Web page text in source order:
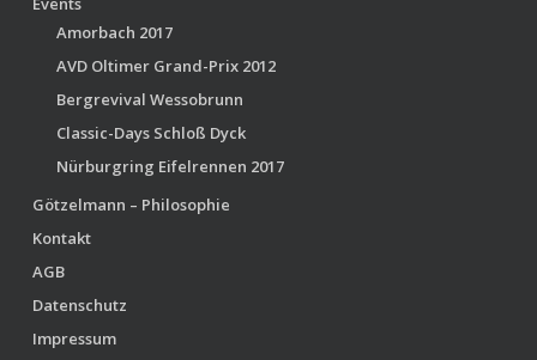
Amorbach 2017
AVD Oltimer Grand-Prix 2012
Bergrevival Wessobrunn
Classic-Days Schloß Dyck
Nürburgring Eifelrennen 2017
Götzelmann – Philosophie
Kontakt
AGB
Datenschutz
Impressum